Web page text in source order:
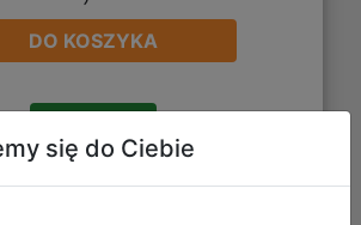
DO KOSZYKA
się do Ciebie